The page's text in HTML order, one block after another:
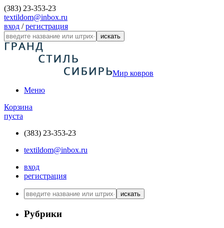
(383) 23-353-23
textildom@inbox.ru
вход /регистрация
искать
Мир ковров
Меню
Корзина
пуста
(383) 23-353-23
textildom@inbox.ru
вход
регистрация
искать
Рубрики